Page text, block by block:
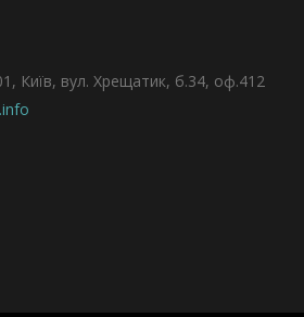
Київ, вул. Хрещатик, б.34, оф.412